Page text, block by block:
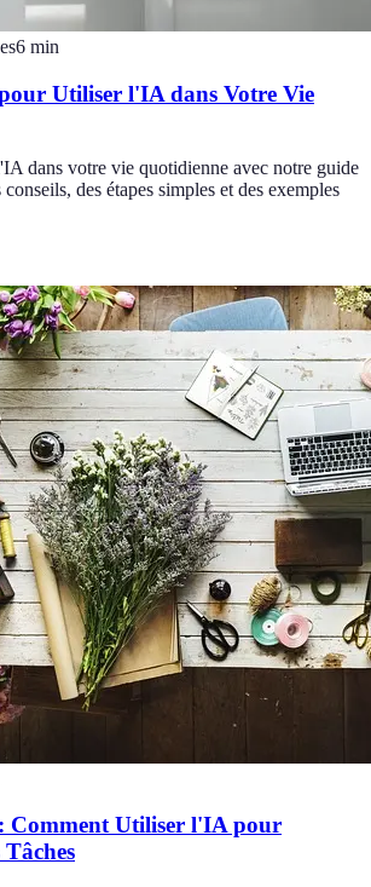
6 min
Utiliser l'IA dans Votre Vie
dans votre vie quotidienne avec notre guide
des étapes simples et des exemples
Comment Utiliser l'IA pour